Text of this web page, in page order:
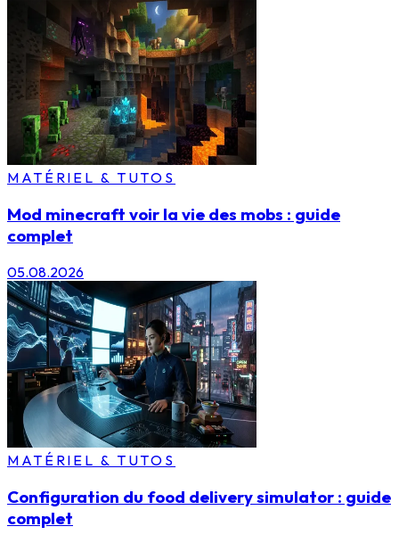
MATÉRIEL & TUTOS
Mod minecraft voir la vie des mobs : guide
complet
05.08.2026
MATÉRIEL & TUTOS
Configuration du food delivery simulator : guide
complet